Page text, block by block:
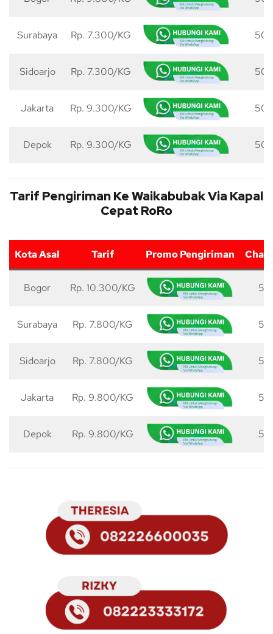
Surabaya Rp. 7.300/KG 50
Sidoarjo Rp. 7.300/KG 50
Jakarta Rp. 9.300/KG 50
Depok Rp. 9.300/KG 50
Tarif Pengiriman Ke Waikabubak Via Kapal
Cepat RoRo
Kota Asal Tarif Promo Pengiriman
Bogor Rp. 10.300/KG 50
Surabaya Rp. 7.800/KG 50
Sidoarjo Rp. 7.800/KG 50
Jakarta Rp. 9.800/KG 50
Depok Rp. 9.800/KG 50